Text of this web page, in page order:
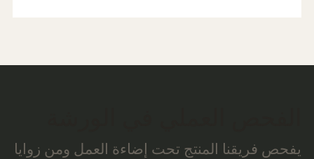
يفحص فريقنا المنتج تحت إضاءة العمل ومن زوايا